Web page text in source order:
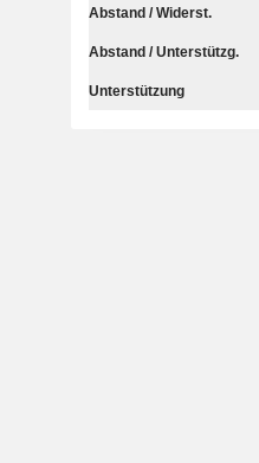
Abstand / Widerst.
Abstand / Unterstützg.
Unterstützung